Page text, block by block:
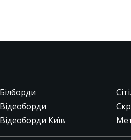
Білборди
Відеоборди
Відеоборди Київ